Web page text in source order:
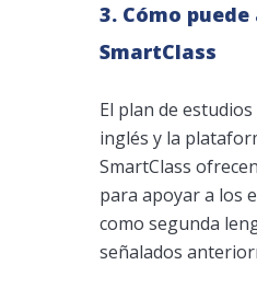
3. Cómo
SmartClass
El plan de
inglés y la
SmartClass
para apoyar a los
como segunda
señalados